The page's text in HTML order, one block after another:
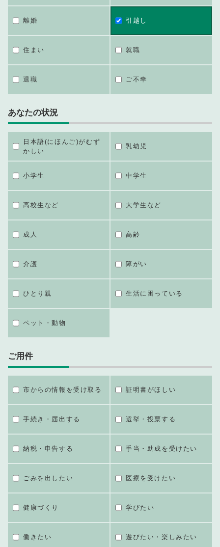
離婚 引越し
住まい 就職
退職 ご不幸
あなたの状況
日本語(にほんご)がむず
かしい
乳幼児
小学生 中学生
高校生など 大学生など
成人 高齢
介護 障がい
ひとり親 生活に困っている
ペット・動物
ご用件
市からの情報を受け取る 証明書がほしい
手続き・届出する 選挙・投票する
納税・申告する 手当・助成を受けたい
ごみを出したい 医療を受けたい
健康づくり 学びたい
働きたい 遊びたい・楽しみたい